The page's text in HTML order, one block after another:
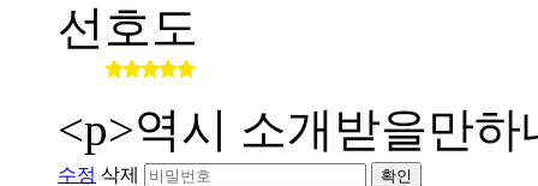
선호도
<p>역시 소개받을만하
수정 삭제 확인